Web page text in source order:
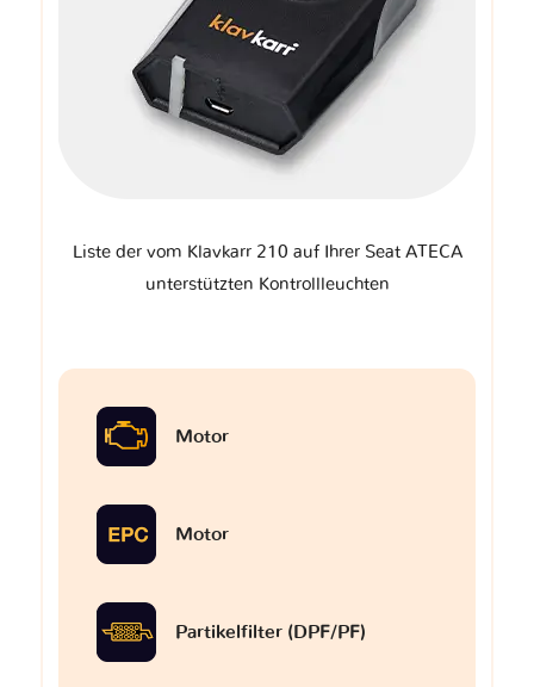
Liste der vom Klavkarr 210 auf Ihrer Seat ATECA
unterstützten Kontrollleuchten
Motor
Motor
Partikelfilter (DPF/PF)